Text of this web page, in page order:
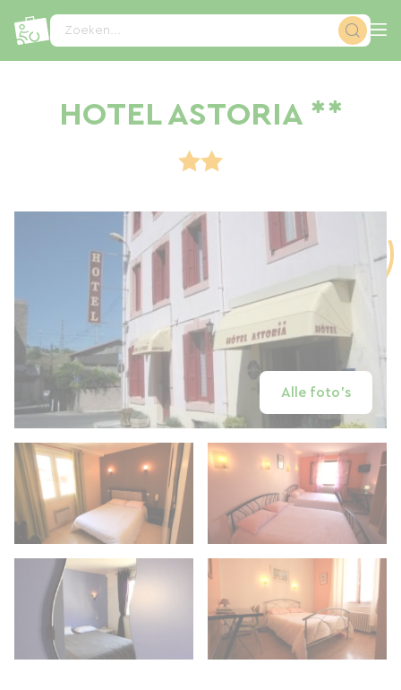
Zoeken...
HOTEL ASTORIA **
Alle foto's
Cookies beheer paneel